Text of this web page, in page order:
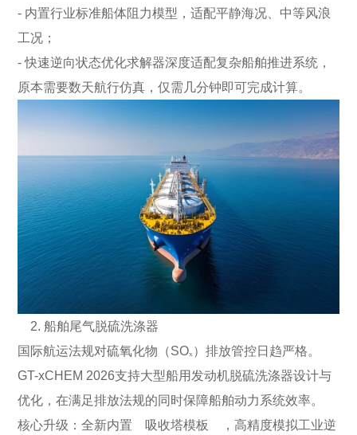
- 内置行业标准船体阻力模型，适配平静海况、中等风浪
工况；
- 快速逆向状态优化求解器深度适配复杂船舶推进系统，
原本需要数天航行仿真，仅需几分钟即可完成计算。
2. 船舶尾气脱硫洗涤器
国际航运法规对硫氧化物（SOₓ）排放管控日趋严格。
GT-xCHEM 2026支持大型船用发动机脱硫洗涤器设计与
优化，在满足排放法规的同时保障船舶动力系统效率。
核心升级：全新内置 吸收塔模板 ，高精度模拟工业逆